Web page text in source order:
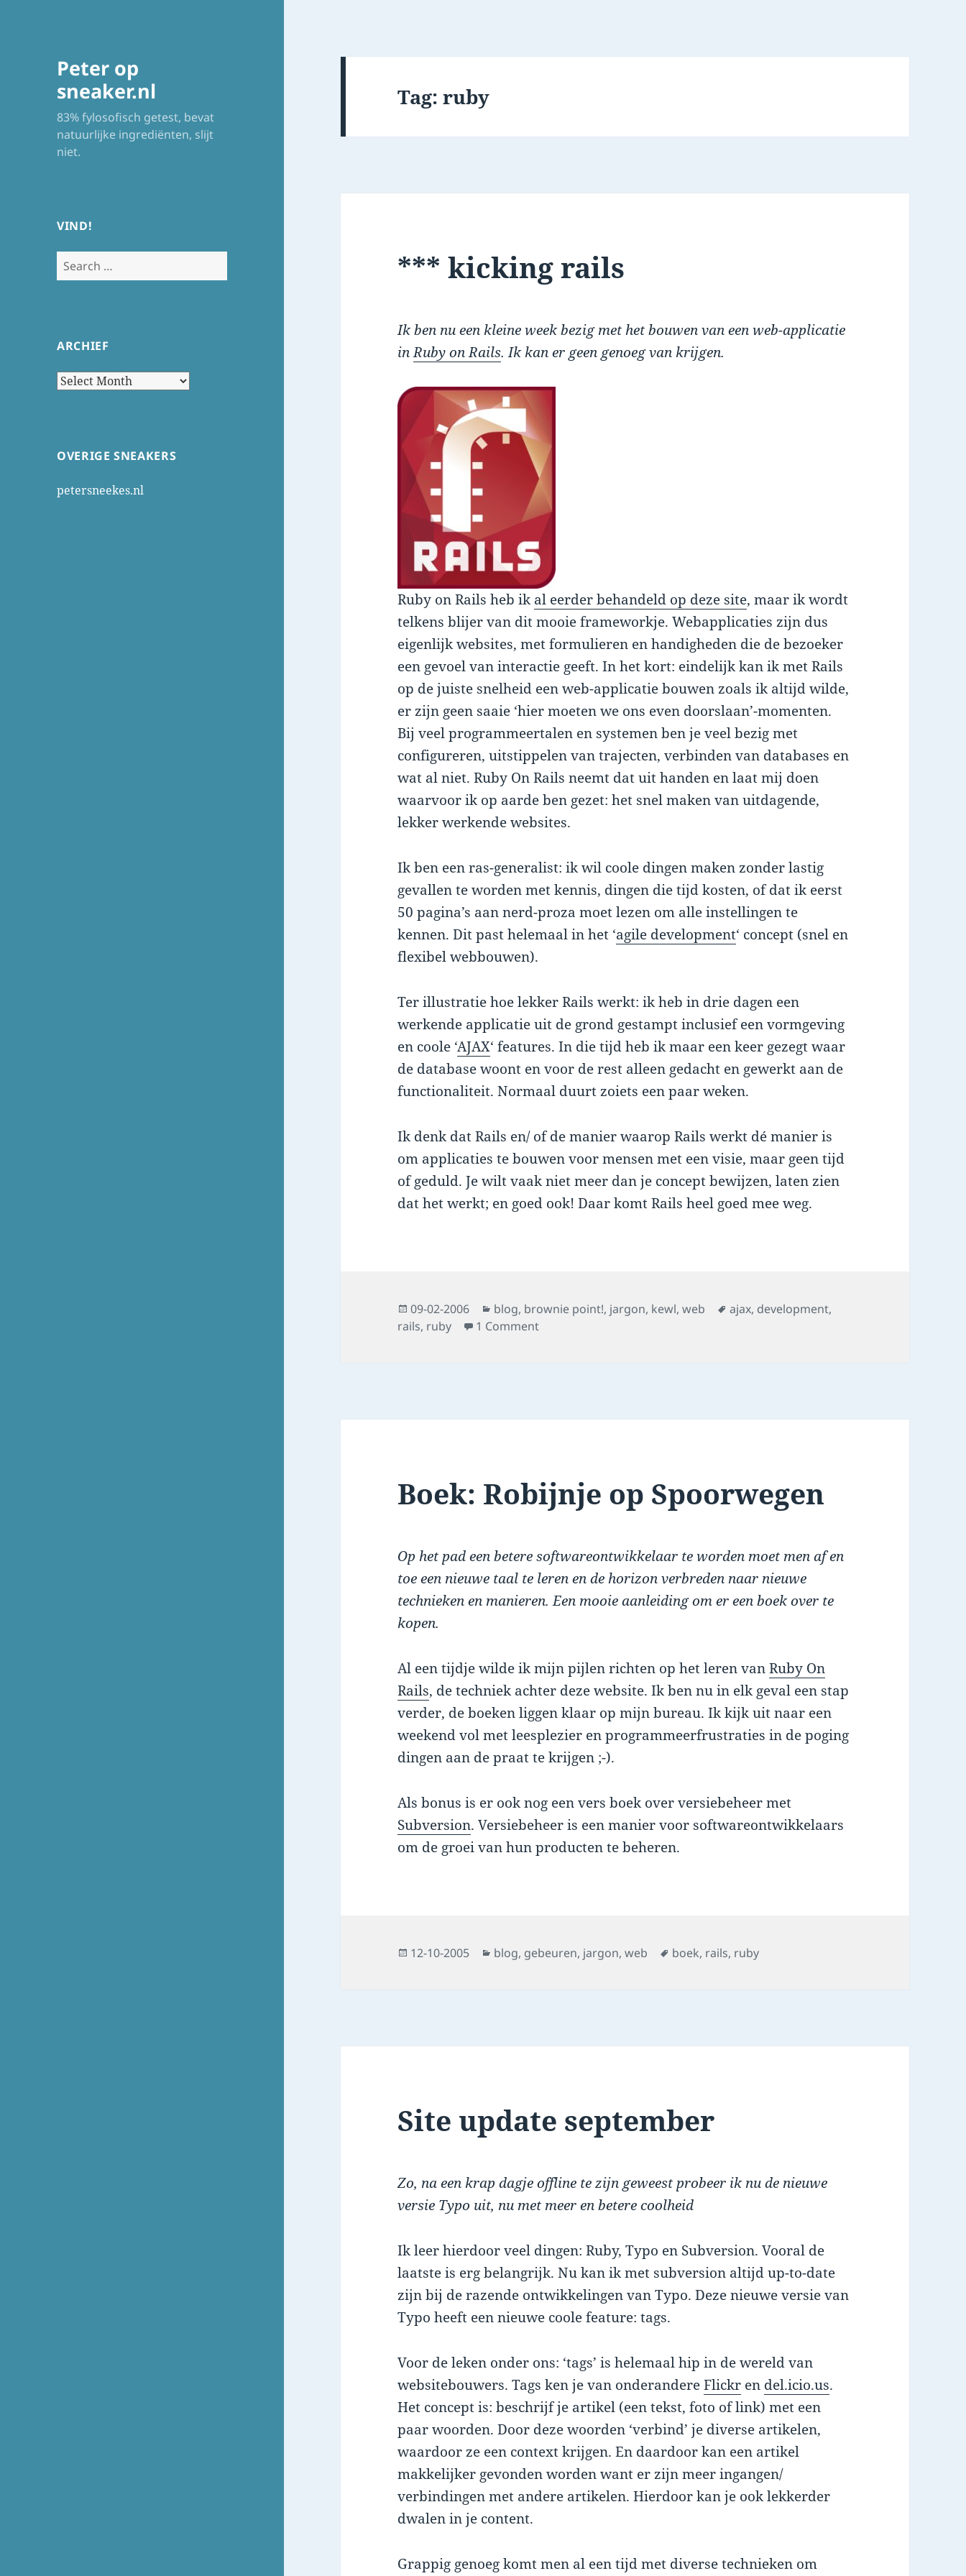
Peter op
sneaker.nl
83% fylosofisch getest, bevat
natuurlijke ingrediënten, slijt
niet.
VIND!
Search
for:
ARCHIEF
Archief
OVERIGE SNEAKERS
petersneekes.nl
Tag:ruby
*** kicking rails
Ik ben nu een kleine week bezig met het bouwen van een web-applicatie
inRuby on Rails. Ik kan er geen genoeg van krijgen.
Ruby on Rails heb ikal eerder behandeld op deze site, maar ik wordt
telkens blijer van dit mooie frameworkje. Webapplicaties zijn dus
eigenlijk websites, met formulieren en handigheden die de bezoeker
een gevoel van interactie geeft. In het kort: eindelijk kan ik met Rails
op de juiste snelheid een web-applicatie bouwen zoals ik altijd wilde,
er zijn geen saaie ‘hier moeten we ons even doorslaan’-momenten.
Bij veel programmeertalen en systemen ben je veel bezig met
configureren, uitstippelen van trajecten, verbinden van databases en
wat al niet. Ruby On Rails neemt dat uit handen en laat mij doen
waarvoor ik op aarde ben gezet: het snel maken van uitdagende,
lekker werkende websites.
Ik ben een ras-generalist: ik wil coole dingen maken zonder lastig
gevallen te worden met kennis, dingen die tijd kosten, of dat ik eerst
50 pagina’s aan nerd-proza moet lezen om alle instellingen te
kennen. Dit past helemaal in het ‘agile development‘ concept (snel en
flexibel webbouwen).
Ter illustratie hoe lekker Rails werkt: ik heb in drie dagen een
werkende applicatie uit de grond gestampt inclusief een vormgeving
en coole ‘AJAX‘ features. In die tijd heb ik maar een keer gezegt waar
de database woont en voor de rest alleen gedacht en gewerkt aan de
functionaliteit. Normaal duurt zoiets een paar weken.
Ik denk dat Rails en/ of de manier waarop Rails werkt dé manier is
om applicaties te bouwen voor mensen met een visie, maar geen tijd
of geduld. Je wilt vaak niet meer dan je concept bewijzen, laten zien
dat het werkt; en goed ook! Daar komt Rails heel goed mee weg.
Posted
on
09-02-2006 Categories
blog, brownie point!, jargon, kewl,web Tags
ajax, development,
rails, ruby 1 Commenton *** kicking rails
Boek: Robijnje op Spoorwegen
Op het pad een betere softwareontwikkelaar te worden moet men af en
toe een nieuwe taal te leren en de horizon verbreden naar nieuwe
technieken en manieren. Een mooie aanleiding om er een boek over te
kopen.
Al een tijdje wilde ik mijn pijlen richten op het leren vanRuby On
Rails, de techniek achter deze website. Ik ben nu in elk geval een stap
verder, de boeken liggen klaar op mijn bureau. Ik kijk uit naar een
weekend vol met leesplezier en programmeerfrustraties in de poging
dingen aan de praat te krijgen ;-).
Als bonus is er ook nog een vers boek over versiebeheer met
Subversion. Versiebeheer is een manier voor softwareontwikkelaars
om de groei van hun producten te beheren.
Posted
12-10-2005 Categories
blog, gebeuren, jargon,web Tags
boek, rails, ruby
Site update september
Zo, na een krap dagje offline te zijn geweest probeer ik nu de nieuwe
versie Typo uit, nu met meer en betere coolheid
Ik leer hierdoor veel dingen: Ruby, Typo en Subversion. Vooral de
laatste is erg belangrijk. Nu kan ik met subversion altijd up-to-date
zijn bij de razende ontwikkelingen van Typo. Deze nieuwe versie van
Typo heeft een nieuwe coole feature: tags.
Voor de leken onder ons: ‘tags’ is helemaal hip in de wereld van
websitebouwers. Tags ken je van onderandereFlickr en del.icio.us.
Het concept is: beschrijf je artikel (een tekst, foto of link) met een
paar woorden. Door deze woorden ‘verbind’ je diverse artikelen,
waardoor ze een context krijgen. En daardoor kan een artikel
makkelijker gevonden worden want er zijn meer ingangen/
verbindingen met andere artikelen. Hierdoor kan je ook lekkerder
dwalen in je content.
Grappig genoeg komt men al een tijd met diverse technieken om